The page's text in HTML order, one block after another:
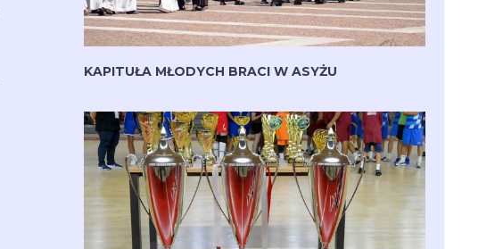
KAPITUŁA MŁODYCH BRACI W ASYŻU